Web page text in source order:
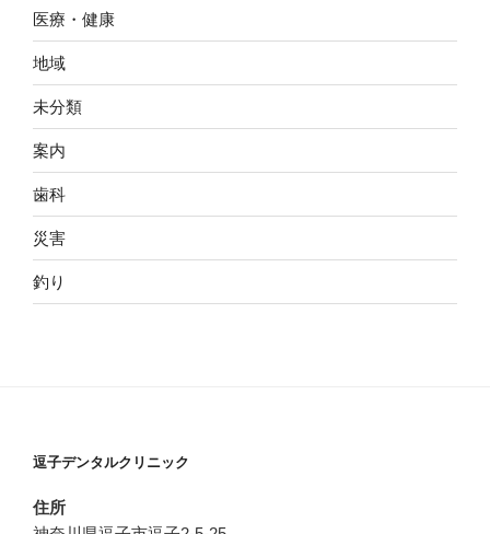
医療・健康
地域
未分類
案内
歯科
災害
釣り
逗子デンタルクリニック
住所